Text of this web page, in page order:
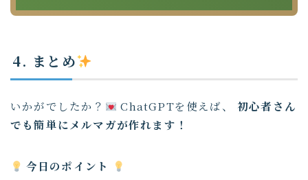
4. まとめ
いかがでしたか？ ChatGPTを使えば、初心者さん
でも簡単にメルマガが作れます！
今日のポイント